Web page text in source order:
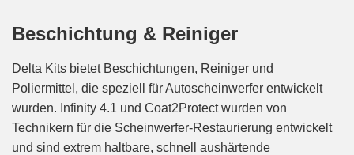
Beschichtung & Reiniger
Delta Kits bietet Beschichtungen, Reiniger und
Poliermittel, die speziell für Autoscheinwerfer entwickelt
wurden. Infinity 4.1 und Coat2Protect wurden von
Technikern für die Scheinwerfer-Restaurierung entwickelt
und sind extrem haltbare, schnell aushärtende